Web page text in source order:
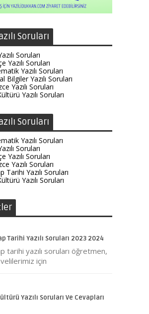
Soruları
Soruları
Yazılı Soruları
Yazılı Soruları
Bilgiler Yazılı Soruları
Yazılı Soruları
Yazılı Soruları
Soruları
Yazılı Soruları
Soruları
Yazılı Soruları
Yazılı Soruları
Tarihi Yazılı Soruları
Yazılı Soruları
Tarihi Yazılı Soruları 2023 2024
tarihi yazılı soruları öğretmen,
için
Yazılı Soruları Ve Cevapları